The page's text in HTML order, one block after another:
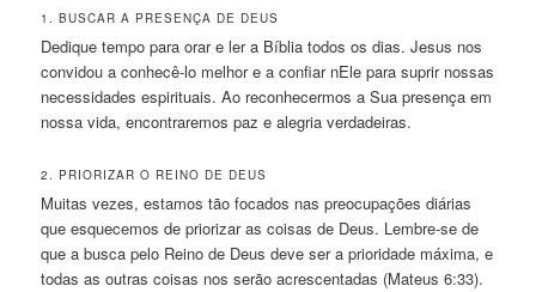
1. BUSCAR A PRESENÇA DE DEUS
Dedique tempo para orar e ler a Bíblia todos os dias. Jesus nos
convidou a conhecê-lo melhor e a confiar nEle para suprir nossas
necessidades espirituais. Ao reconhecermos a Sua presença em
nossa vida, encontraremos paz e alegria verdadeiras.
2. PRIORIZAR O REINO DE DEUS
Muitas vezes, estamos tão focados nas preocupações diárias
que esquecemos de priorizar as coisas de Deus. Lembre-se de
que a busca pelo Reino de Deus deve ser a prioridade máxima, e
todas as outras coisas nos serão acrescentadas (Mateus 6:33).